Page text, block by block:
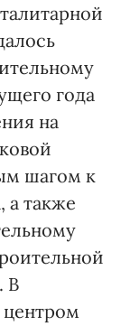
года
на
шагом к
а также
В
центром